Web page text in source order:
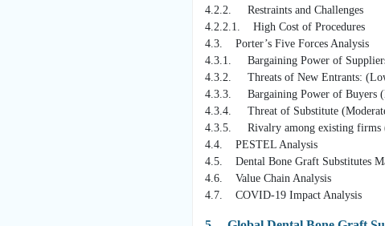
4.2.2. Restraints and Challenges
4.2.2.1. High Cost of Procedures
4.3. Porter’s Five Forces Analysis
4.3.1. Bargaining Power of
4.3.2. Threats of New Entrants:
4.3.3. Bargaining Power of Buyers
4.3.4. Threat of Substitute
4.3.5. Rivalry among existing firms
4.4. PESTEL Analysis
4.5. Dental Bone Graft Substitutes
4.6. Value Chain Analysis
4.7. COVID-19 Impact Analysis